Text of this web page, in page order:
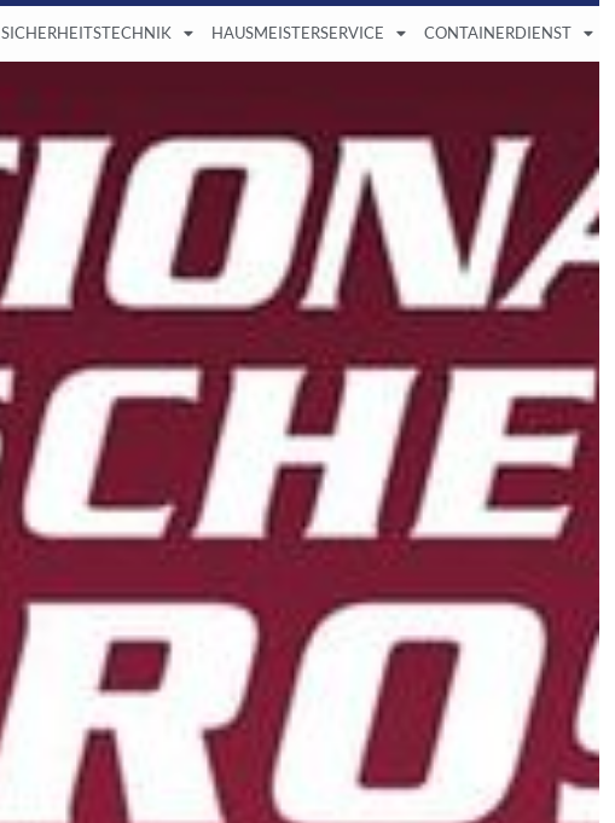
SICHERHEITSTECHNIK HAUSMEISTERSERVICE CONTAINERDIENST